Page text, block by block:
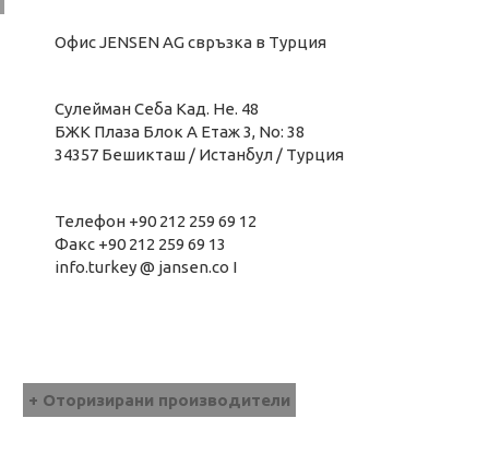
Офис JENSEN AG свръзка в Турция
Сулейман Себа Кад. Не. 48
БЖК Плаза Блок А Етаж 3, No: 38
34357 Бешикташ / Истанбул / Турция
Телефон +90 212 259 69 12
Факс +90 212 259 69 13
info.turkey @ jansen.co I
+ Оторизирани производители